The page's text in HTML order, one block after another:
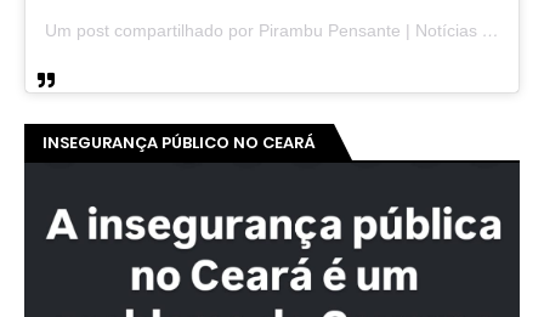
Um post compartilhado por Pirambu Pensante | Notícias & Entretenimento (@pirambupensante)
INSEGURANÇA PÚBLICO NO CEARÁ